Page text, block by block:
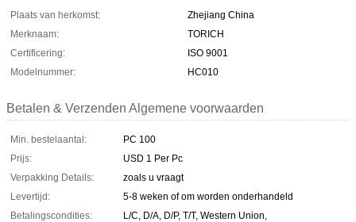
Plaats van herkomst:
Zhejiang China
Merknaam:
TORICH
Certificering:
ISO 9001
Modelnummer:
HC010
Betalen & Verzenden Algemene voorwaarden
Min. bestelaantal:
PC 100
Prijs:
USD 1 Per Pc
Verpakking Details:
zoals u vraagt
Levertijd:
5-8 weken of om worden onderhandeld
Betalingscondities:
L/C, D/A, D/P, T/T, Western Union,